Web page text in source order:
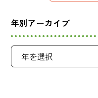
年別アーカイブ